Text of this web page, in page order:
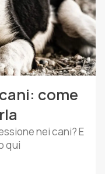
come
nei cani? E
qui